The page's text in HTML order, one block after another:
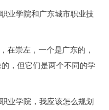
业学院和广东城市职业技
在崇左，一个是广东的，
，但它们是两个不同的学
业学院，我应该怎么规划